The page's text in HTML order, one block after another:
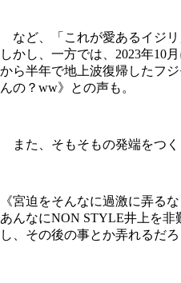
など、「これが愛あるイジリ
しかし、一方では、2023年10
から半年で地上波復帰したフ
んの？ww》との声も。
また、そもそもの発端をつく
《宮迫をそんなに過激に弄る
あんなにNON STYLE井上を
し、その後の事とか弄れるだろ